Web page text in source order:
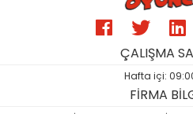
ÇALIŞMA
Hafta içi:
FİRMA